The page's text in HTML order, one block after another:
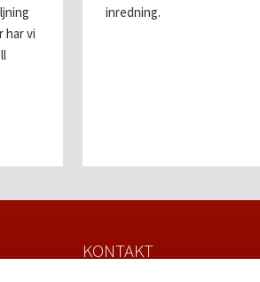
har vi
inredning.
KONTAKT